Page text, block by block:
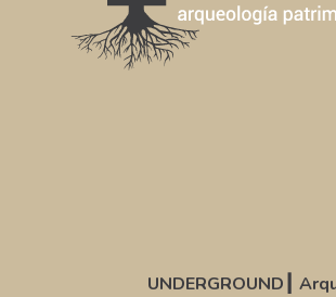
UNDERGROUND┃